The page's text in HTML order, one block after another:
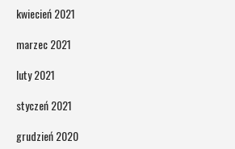
kwiecień 2021
marzec 2021
luty 2021
styczeń 2021
grudzień 2020